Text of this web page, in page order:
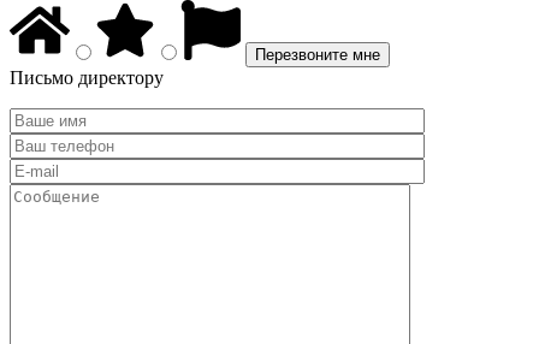
Письмо директору